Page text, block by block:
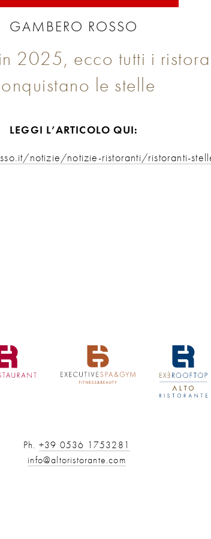
GAMBERO ROSSO
2025, ecco tutti i
le stelle
LEGGI L’ARTICOLO QUI:
notizie/notizie-ristoranti/ristoranti-
Ph. +39 0536 1753281
info@altoristorante.com